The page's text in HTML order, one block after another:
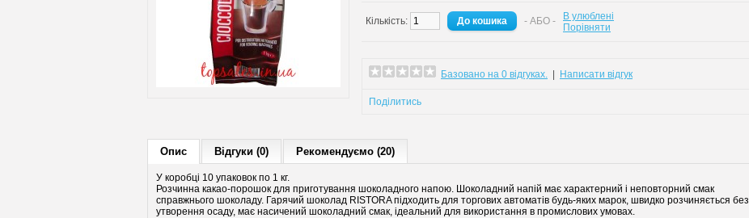
Кількість: - АБО -
В улюблені
Порівняти
Базовано на 0 відгуках. Написати відгук
Поділитись
Опис Відгуки (0) Рекомендуємо (20)
У коробці 10 упаковок по 1 кг.
Розчинна какао-порошок для приготування шоколадного напою. Шоколадний напій має характерний і неповторний смак
справжнього шоколаду. Гарячий шоколад RISTORA підходить для торгових автоматів будь-яких марок, швидко розчиняється без
утворення осаду, має насичений шоколадний смак, ідеальний для використання в промислових умовах.